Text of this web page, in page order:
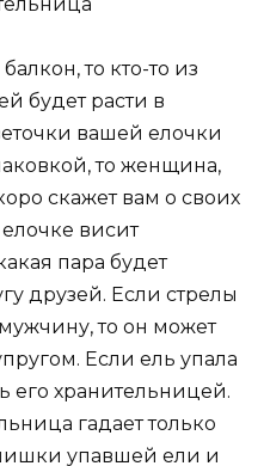
то кто-то из
будет расти в
вашей елочки
то женщина,
скажет вам о своих
висит
пара будет
друзей. Если стрелы
то он может
Если ель упала
его хранительницей.
гадает только
упавшей ели и